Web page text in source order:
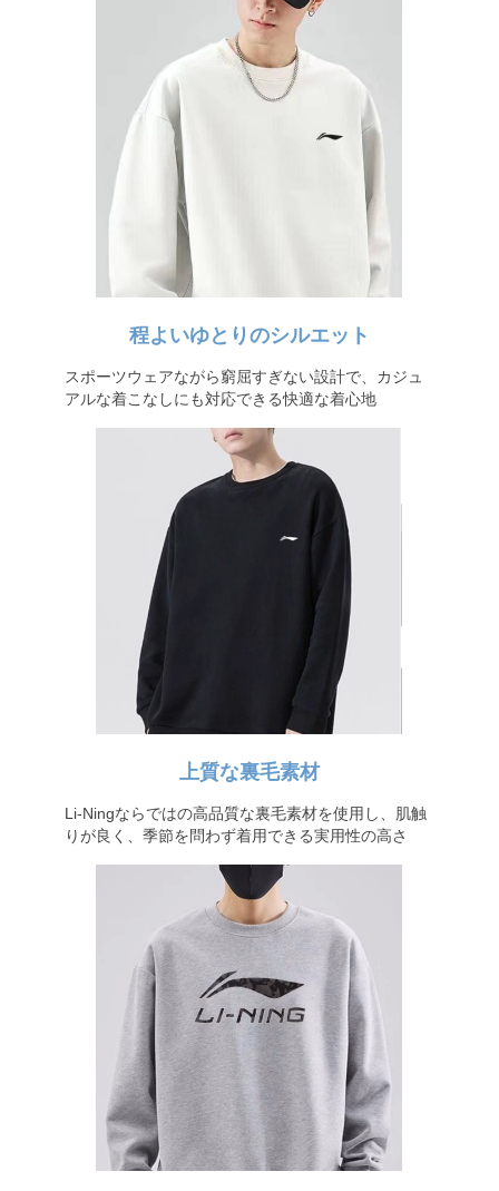
程よいゆとりのシルエット
スポーツウェアながら窮屈すぎない設計で、カジュ
アルな着こなしにも対応できる快適な着心地
上質な裏毛素材
Li-Ningならではの高品質な裏毛素材を使用し、肌触
りが良く、季節を問わず着用できる実用性の高さ